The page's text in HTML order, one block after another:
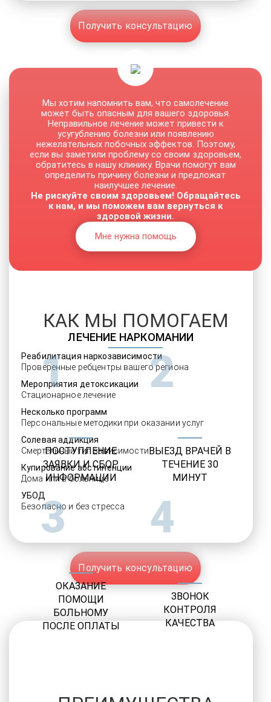
Получить консультацию
ЛЕЧЕНИЕ НАРКОМАНИИ
Реабилитация наркозависимости
Проверенные ребцентры вашего региона
Мероприятия детоксикации
Стационарное лечение
Несколько программ
Персональные методики при оказании услуг
Солевая аддикция
Смертельный тип зависимости
Купирование абстиненции
Дома или в больнице
УБОД
Безопасно и без стресса
Получить консультацию
Мы хотим напомнить вам, что самолечение
может быть опасным для вашего здоровья.
Неправильное лечение может привести к
усугублению болезни или появлению
нежелательных побочных эффектов. Поэтому,
если вы заметили проблему со своим здоровьем,
обратитесь в нашу клинику. Врачи помогут вам
определить причину болезни и предложат
наилучшее лечение.
Не рискуйте своим здоровьем! Обращайтесь
к нам, и мы поможем вам вернуться к
здоровой жизни.
Мне нужна помощь
КАК МЫ ПОМОГАЕМ
1
ПОСТУПЛЕНИЕ
ЗАЯВКИ И СБОР
ИНФОРМАЦИИ
2
ВЫЕЗД ВРАЧЕЙ В
ТЕЧЕНИЕ 30
МИНУТ
3
ОКАЗАНИЕ
ПОМОЩИ
БОЛЬНОМУ
ПОСЛЕ ОПЛАТЫ
4
ЗВОНОК
КОНТРОЛЯ
КАЧЕСТВА